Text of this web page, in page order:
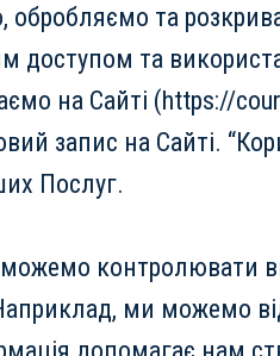
обробляємо та
доступом та
на Сайті (https://
запис на Сайті.
Послуг.
контролювати
ми можемо